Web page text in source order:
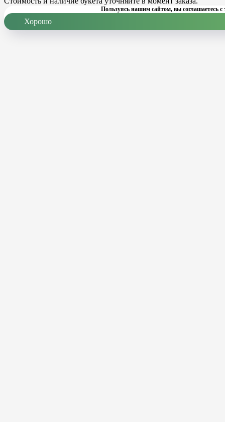
Пользуясь нашим сайтом, вы соглашаетесь с
Хорошо